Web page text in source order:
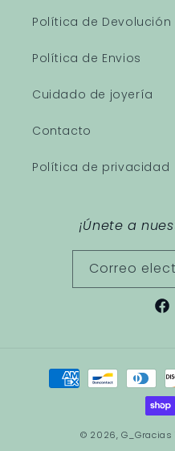
Política de Devolución
Política de Envios
Cuidado de joyería
Contacto
Política de privacidad
¡Únete a
Correo
Formas
© 2026,G_Gracias